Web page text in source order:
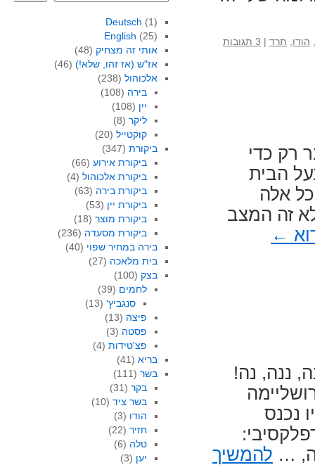
הודו תרד | 3 תגובות
רק כדי
הבית
אלה
זה המצב
←
ננה, נה!
נכנס
… להמשיך
Deutsch (1)
English (25)
אותי זה מצחיק(48)
אז"ש (אז זהו, שלא!)(46)
אלכוהול(238)
בירה (108)
יין (108)
ליקר (8)
קוקטייל (20)
ביקורת(347)
ביקורת אירוע (66)
ביקורת אלכוהול (4)
ביקורת בירה (63)
ביקורת יין (53)
ביקורת מוצר (18)
ביקורת מסעדה (236)
בירה במחיר שפוי (40)
בית מלאכה (27)
בצק(100)
לחמים (39)
סנגביץ'(13)
פיצה (13)
פסטה (3)
פצ'טידות (4)
בריא(41)
בשר(111)
בקר (31)
בשר ציד (10)
הודו (3)
חזיר (22)
טלה (6)
יען (3)